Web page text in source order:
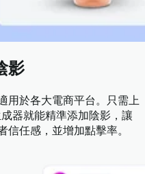
影
用於各大電商平台。只需上
器就能精準添加陰影，讓
任感，並增加點擊率。